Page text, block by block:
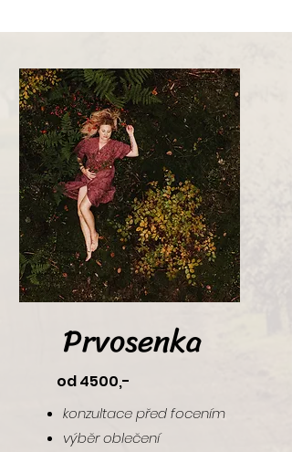
Prvosenka
od 4500,-
konzultace před focením
výběr oblečení